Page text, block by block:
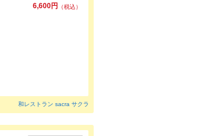
6,600円
（税込）
和レストラン sacra サクラ